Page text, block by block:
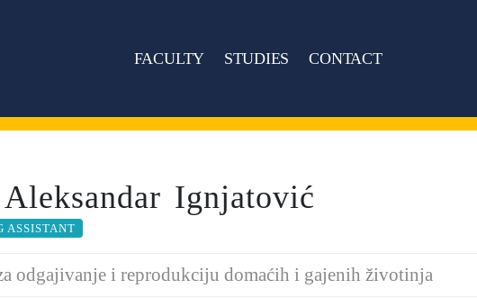
FACULTY STUDIES CONTACT
Aleksandar Ignjatović
ASSISTANT
odgajivanje i reprodukciju domaćih i gajenih životinja